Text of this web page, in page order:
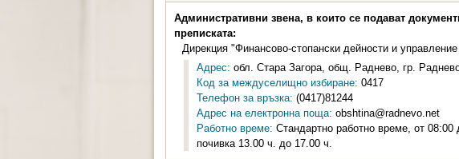
Административни звена, в които се подават
преписката:
Дирекция "Финансово-стопански дейности и
Адрес: обл. Стара Загора, общ. Раднево, гр.
Код за междуселищно избиране: 0417
Телефон за връзка: (0417)81244
Адрес на електронна поща: obshtina@radnevo.net
Работно време: Стандартно работно време, от
почивка 13.00 ч. до 17.00 ч.